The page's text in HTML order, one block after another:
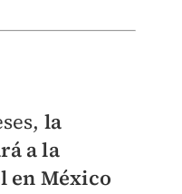
la
a la
en México